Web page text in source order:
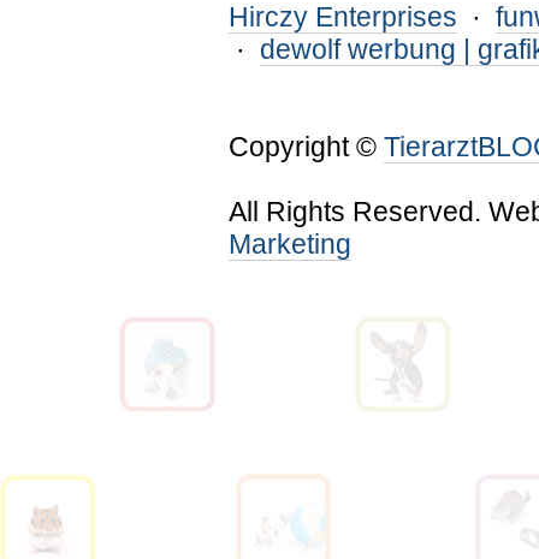
Hirczy Enterprises ·
· dewolf werbung |
Copyright ©
All Rights Reserved.
Marketing